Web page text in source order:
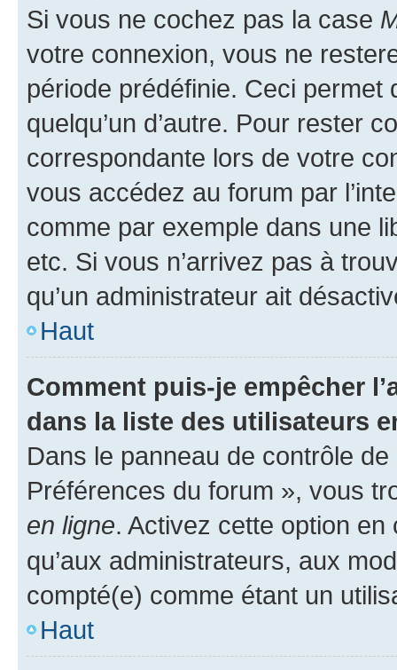
Si vous ne cochez pas la case
votre connexion, vous ne
période prédéfinie. Ceci permet
quelqu’un d’autre. Pour rester
correspondante lors de votre
vous accédez au forum par
comme par exemple dans une
etc. Si vous n’arrivez pas à
qu’un administrateur ait
Haut
Comment puis-je empêcher
dans la liste des utilisateurs
Dans le panneau de contrôle
Préférences du forum », vous
en ligne. Activez cette option
qu’aux administrateurs, aux
compté(e) comme étant un
Haut